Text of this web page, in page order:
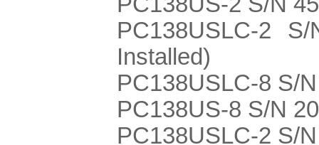
PC138USLC-2
Installed)
PC138USLC-8 S/
PC138US-8 S/N
PC138USLC-2 S/